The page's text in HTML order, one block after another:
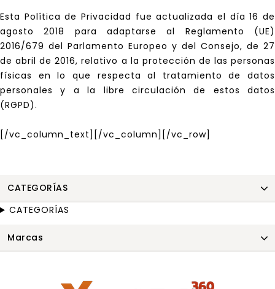
Esta Política de Privacidad fue actualizada el día 16 de
agosto 2018 para adaptarse al Reglamento (UE)
2016/679 del Parlamento Europeo y del Consejo, de 27
de abril de 2016, relativo a la protección de las personas
físicas en lo que respecta al tratamiento de datos
personales y a la libre circulación de estos datos
(RGPD).
[/vc_column_text][/vc_column][/vc_row]
CATEGORÍAS
CATEGORÍAS
Marcas